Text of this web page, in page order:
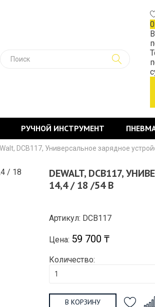
0
РУЧНОЙ ИНСТРУМЕНТ
DCB117, Универсальное зарядное
DEWALT, DCB117,
14,4 / 18 /54 В
Артикул: DCB117
Цена: 59 700 ₸
Количество:
В КОРЗИНУ